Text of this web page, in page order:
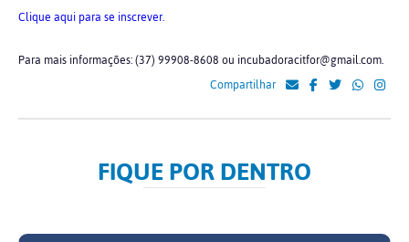
Clique aqui para se inscrever.
Para mais informações: (37) 99908-8608 ou incubadoracitfor@gmail.com.
Compartilhar
FIQUE POR DENTRO